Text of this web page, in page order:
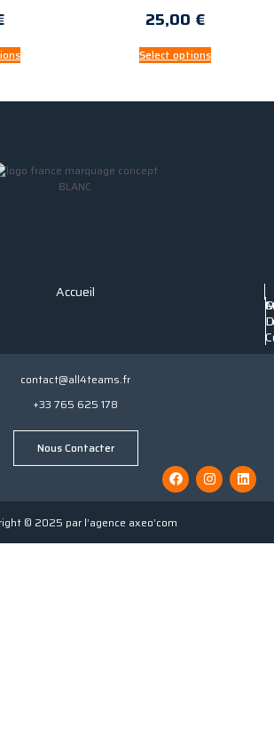
25,00 €
Select options
Accueil
contact@all4teams.fr
+33 765 625 178
Nous Contacter
© 2025 par l’agence axeo’com